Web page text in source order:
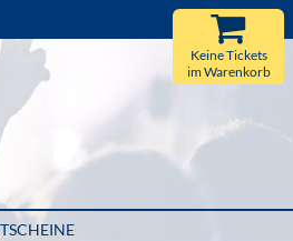
Keine Tickets
im Warenkorb